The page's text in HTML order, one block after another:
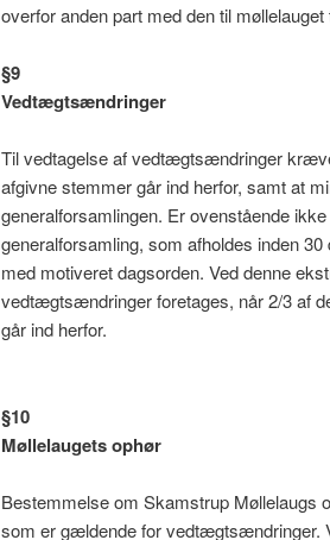
overfor anden part med den til
§9
Vedtægtsændringer
Til vedtagelse af vedtægtsændringer
afgivne stemmer går ind herfor, samt at
generalforsamlingen. Er ovenstående
generalforsamling, som afholdes inden
med motiveret dagsorden. Ved denne
vedtægtsændringer foretages, når 2/3 af
går ind herfor.
§10
Møllelaugets ophør
Bestemmelse om Skamstrup Møllelaugs
som er gældende for vedtægtsændringer.